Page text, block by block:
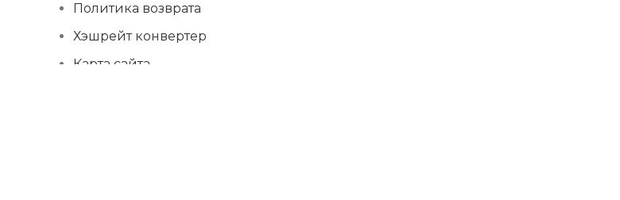
Политика возврата
Хэшрейт конвертер
Карта сайта